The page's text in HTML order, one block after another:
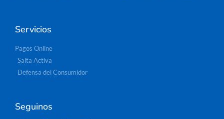
Servicios
Pagos Online
Salta Activa
Defensa del Consumidor
Seguinos